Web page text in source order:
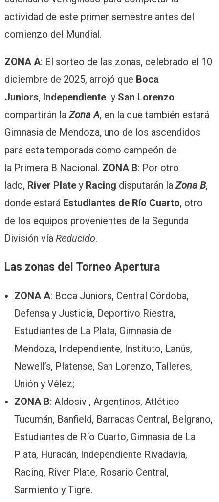
actividad de este primer semestre antes del
comienzo del Mundial.
ZONA A: El sorteo de las zonas, celebrado el 10
diciembre de 2025, arrojó que Boca
Juniors, Independiente y San Lorenzo
compartirán la Zona A, en la que también estará
Gimnasia de Mendoza, uno de los ascendidos
para esta temporada como campeón de
la Primera B Nacional. ZONA B: Por otro
lado, River Platey Racing disputarán la Zona B,
donde estará Estudiantes de Río Cuarto, otro
de los equipos provenientes de la Segunda
División vía Reducido.
Las zonas del Torneo Apertura
ZONA A: Boca Juniors, Central Córdoba,
Defensa y Justicia, Deportivo Riestra,
Estudiantes de La Plata, Gimnasia de
Mendoza, Independiente, Instituto, Lanús,
Newell’s, Platense, San Lorenzo, Talleres,
Unión y Vélez;
ZONA B: Aldosivi, Argentinos, Atlético
Tucumán, Banfield, Barracas Central, Belgrano,
Estudiantes de Río Cuarto, Gimnasia de La
Plata, Huracán, Independiente Rivadavia,
Racing, River Plate, Rosario Central,
Sarmiento y Tigre.